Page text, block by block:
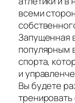
всеми
Запущенная
популярным
спорта,
и
Вы будете